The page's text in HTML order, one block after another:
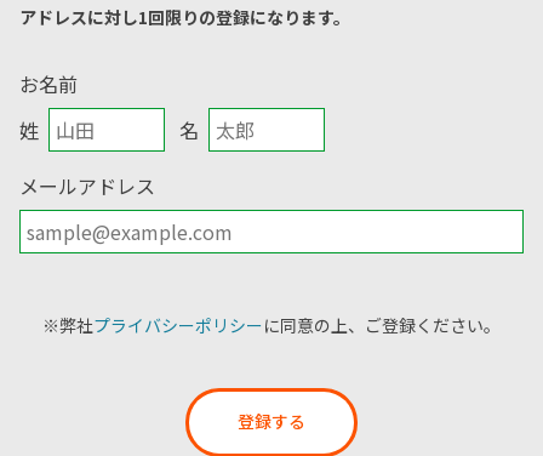
アドレスに対し1回限りの登録になります。
お名前
姓
名
メールアドレス
※弊社プライバシーポリシーに同意の上、ご登録ください。
登録する